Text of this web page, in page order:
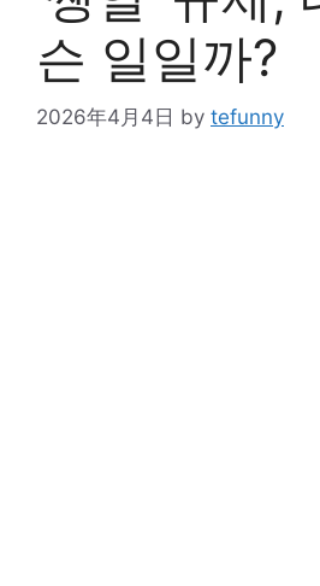
슨 일일까?
2026年4月4日 by tefunny